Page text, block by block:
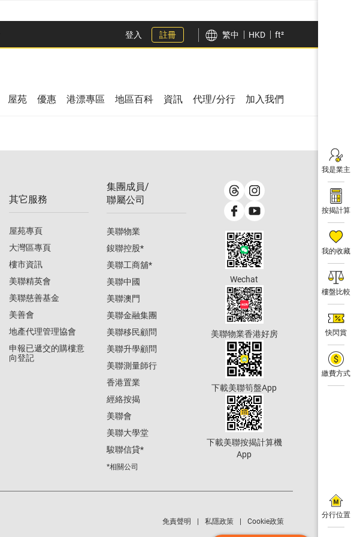
登入 註冊 繁中 HKD ft²
我是業主
按揭計算
我的收藏
樓盤比較
快閃賞
繳費方式
分行位置
屋苑 優惠 港漂專區 地區百科 資訊 代理/分行 加入我們
其它服務
屋苑專頁
大灣區專頁
樓市資訊
美聯精英會
美聯慈善基金
美善會
地產代理管理協會
申報已遞交的購樓意
向登記
集團成員/
聯屬公司
美聯物業
鋑聯控股*
美聯工商舖*
美聯中國
美聯澳門
美聯金融集團
美聯移民顧問
美聯升學顧問
美聯測量師行
香港置業
經絡按揭
美聯會
美聯大學堂
駿聯信貸*
*相關公司
Wechat
美聯物業香港好房
下載美聯筍盤App
下載美聯按揭計算機
App
免責聲明 私隱政策 Cookie政策